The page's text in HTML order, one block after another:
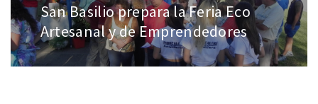
San Basilio prepara la Feria Eco
Artesanal y de Emprendedores